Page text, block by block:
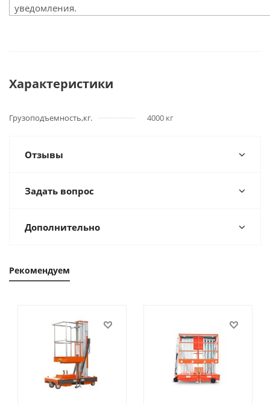
уведомления.
Характеристики
Грузоподъемность,кг. 4000 кг
Отзывы
Задать вопрос
Дополнительно
Рекомендуем